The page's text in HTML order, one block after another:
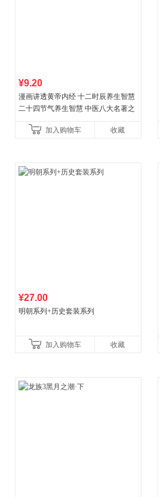
¥9.20
漫画讲透黄帝内经 十二时辰养生智慧
二十四节气养生智慧 中医八大名著之
加入购物车
收藏
¥27.00
明朝系列+历史套装系列
加入购物车 收藏